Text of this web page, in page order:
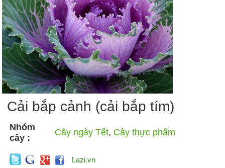
Cải bắp cảnh (cải bắp tím)
Nhóm
cây :
Cây ngày Tết, Cây thực phẩm
Lazi.vn